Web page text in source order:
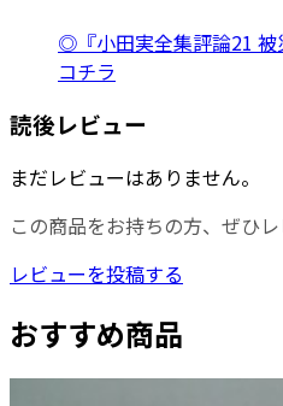
◎『小田実全集評論21 被
コチラ
読後レビュー
まだレビューはありません。
この商品をお持ちの方、ぜひ
レビューを投稿する
おすすめ商品